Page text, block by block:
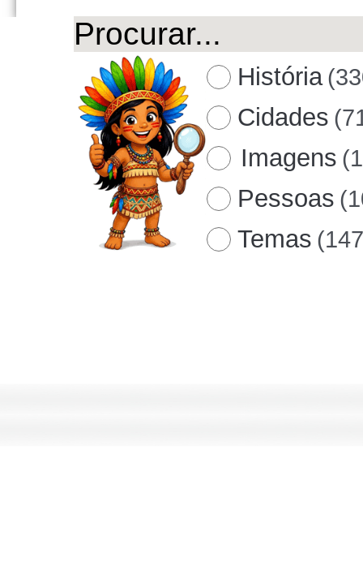
História
Cidades
Imagens
Pessoas
Temas